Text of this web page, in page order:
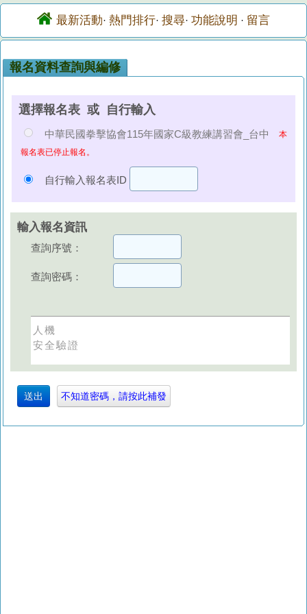
最新活動· 熱門排行· 搜尋· 功能說明 · 留言
報名資料查詢與編修
選擇報名表 或 自行輸入
中華民國拳擊協會115年國家C級教練講習會_台中
本
報名表已停止報名。
自行輸入報名表ID
輸入報名資訊
查詢序號：
查詢密碼：
人機
安全驗證